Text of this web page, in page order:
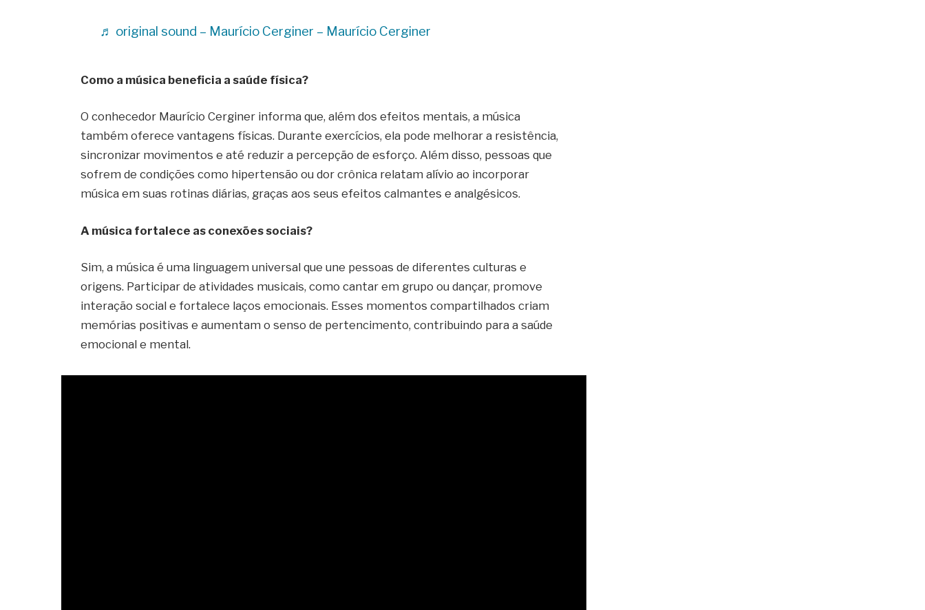
♬ original sound – Maurício Cerginer – Maurício Cerginer
Como a música beneficia a saúde física?
O conhecedor Maurício Cerginer informa que, além dos efeitos mentais, a música
também oferece vantagens físicas. Durante exercícios, ela pode melhorar a resistência,
sincronizar movimentos e até reduzir a percepção de esforço. Além disso, pessoas que
sofrem de condições como hipertensão ou dor crônica relatam alívio ao incorporar
música em suas rotinas diárias, graças aos seus efeitos calmantes e analgésicos.
A música fortalece as conexões sociais?
Sim, a música é uma linguagem universal que une pessoas de diferentes culturas e
origens. Participar de atividades musicais, como cantar em grupo ou dançar, promove
interação social e fortalece laços emocionais. Esses momentos compartilhados criam
memórias positivas e aumentam o senso de pertencimento, contribuindo para a saúde
emocional e mental.